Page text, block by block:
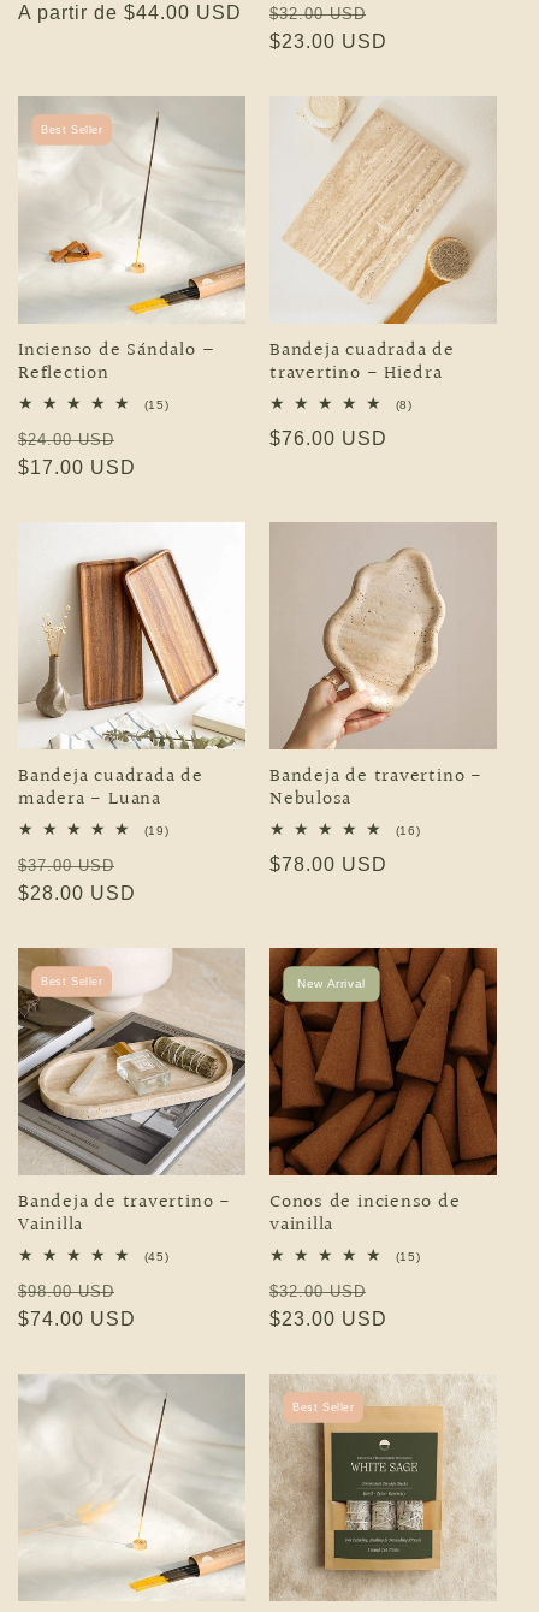
Precio habitual
A partir de $44.00 USD Precio habitual
$32.00 USD
$23.00 USD
Best Seller
Incienso de Sándalo –
Reflection
(15)15 reseñas totales
Precio habitual
$24.00 USD
Precio de oferta
$17.00 USD
Bandeja cuadrada de
travertino - Hiedra
(8)8 reseñas totales
Precio habitual
$76.00 USD
Bandeja cuadrada de
madera - Luana
(19)19 reseñas totales
Precio habitual
$37.00 USD
Precio de oferta
$28.00 USD
Bandeja de travertino -
Nebulosa
(16)16 reseñas totales
Precio habitual
$78.00 USD
Best Seller
Bandeja de travertino -
Vainilla
(45)45 reseñas totales
Precio habitual
$98.00 USD
Precio de oferta
$74.00 USD
New Arrival
Conos de incienso de
vainilla
(15)15 reseñas totales
Precio habitual
$32.00 USD
$23.00 USD
Best Seller